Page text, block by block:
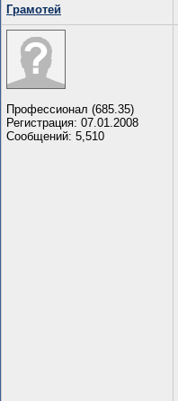
Грамотей
Профессионал (685.35)
Регистрация: 07.01.2008
Сообщений: 5,510